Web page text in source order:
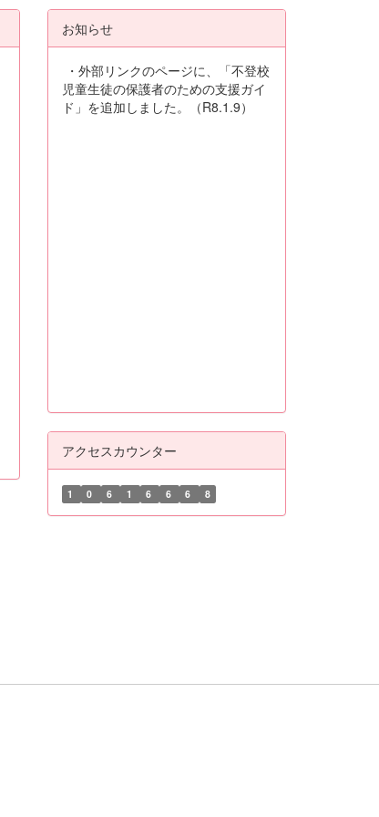
お知らせ
・外部リンクのページに、「不登校
児童生徒の保護者のための支援ガイ
ド」を追加しました。（R8.1.9）
アクセスカウンター
1 0 6 1 6 6 6 8